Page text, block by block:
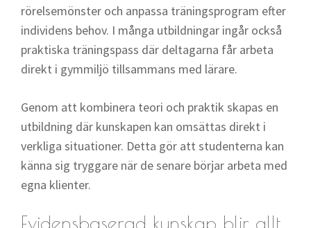
rörelsemönster och anpassa träningsprogram efter
individens behov. I många utbildningar ingår också
praktiska träningspass där deltagarna får arbeta
direkt i gymmiljö tillsammans med lärare.
Genom att kombinera teori och praktik skapas en
utbildning där kunskapen kan omsättas direkt i
verkliga situationer. Detta gör att studenterna kan
känna sig tryggare när de senare börjar arbeta med
egna klienter.
Evidensbaserad kunskap blir allt